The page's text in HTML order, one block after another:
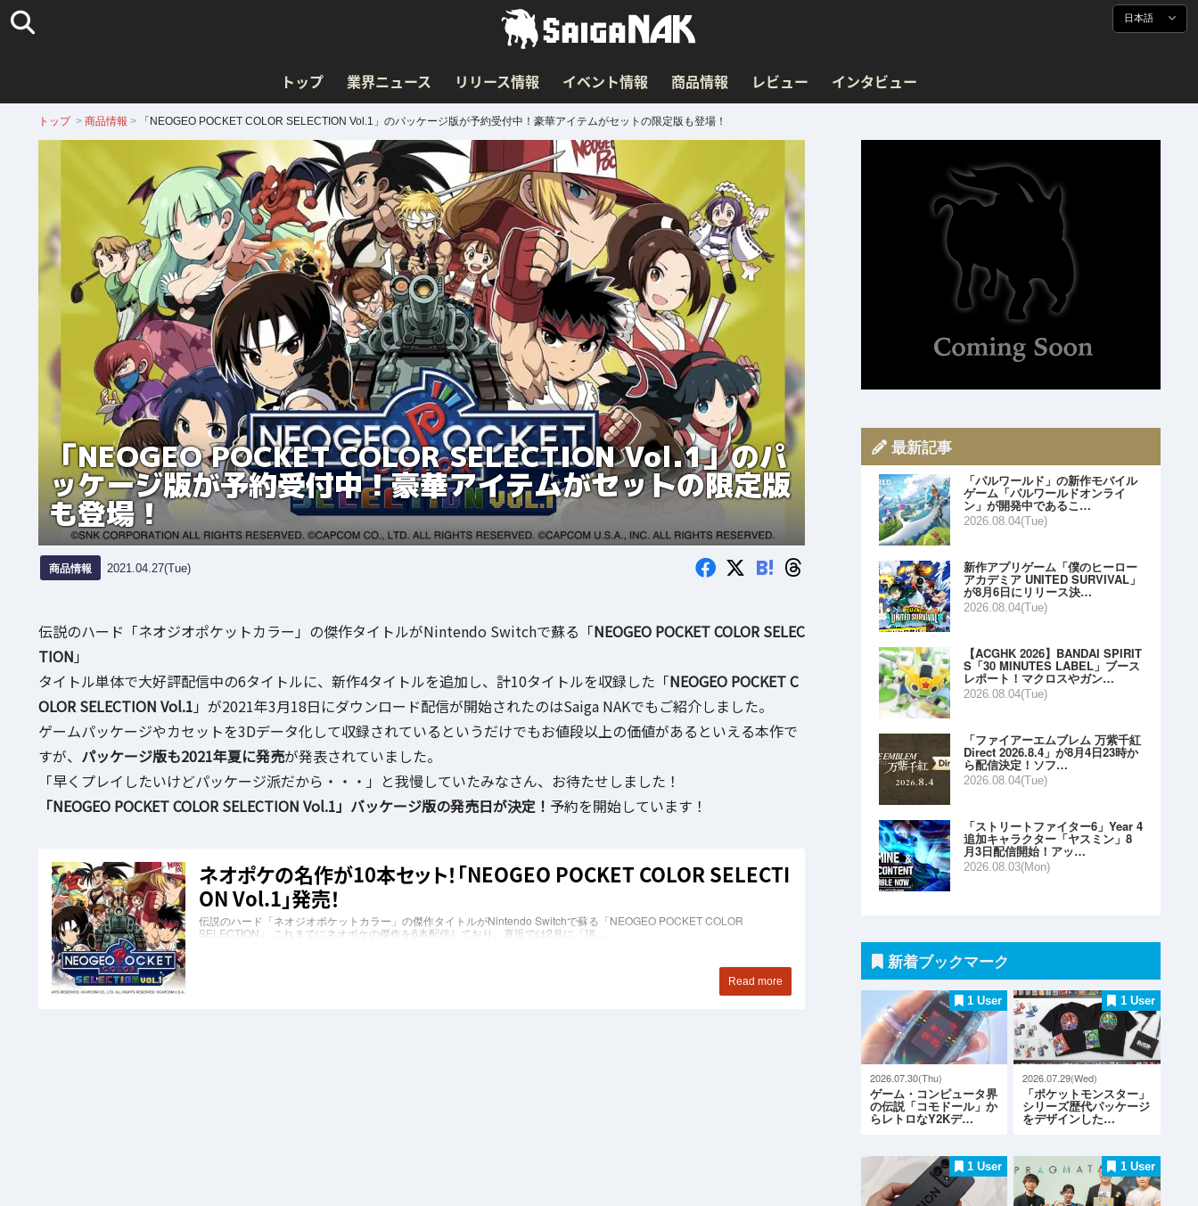
日本語
トップ 業界ニュース リリース情報 イベント情報 商品情報 レビュー インタビュー
トップ > 商品情報 > 「NEOGEO POCKET COLOR SELECTION Vol.1」のパッケージ版が予約受付中！豪華アイテムがセットの限定版も登場！
「NEOGEO POCKET COLOR SELECTION Vol.1」のパ
ッケージ版が予約受付中！豪華アイテムがセットの限定版
も登場！
商品情報 2021.04.27(Tue) B!
伝説のハード「ネオジオポケットカラー」の傑作タイトルがNintendo Switchで蘇る「NEOGEO POCKET COLOR SELEC
TION 」
タイトル単体で大好評配信中の6タイトルに、新作4タイトルを追加し、計10タイトルを収録した「NEOGEO POCKET C
OLOR SELECTION Vol.1 」が2021年3月18日にダウンロード配信が開始されたのはSaiga NAKでもご紹介しました。
ゲームパッケージやカセットを3Dデータ化して収録されているというだけでもお値段以上の価値があるといえる本作で
すが、 パッケージ版も2021年夏に発売が発表されていました。
「早くプレイしたいけどパッケージ派だから・・・」と我慢していたみなさん、お待たせしました！
「NEOGEO POCKET COLOR SELECTION Vol.1」バッケージ版の発売日が決定！ 予約を開始しています！
最新記事
「パルワールド」の新作モバイル
ゲーム「パルワールドオンライ
ン」が開発中であるこ…
2026.08.04(Tue)
新作アプリゲーム「僕のヒーロー
アカデミア UNITED SURVIVAL」
が8月6日にリリース決…
2026.08.04(Tue)
【ACGHK 2026】BANDAI SPIRIT
S「30 MINUTES LABEL」ブース
レポート！マクロスやガン…
2026.08.04(Tue)
「ファイアーエムブレム 万紫千紅
Direct 2026.8.4」が8月4日23時か
ら配信決定！ソフ…
2026.08.04(Tue)
「ストリートファイター6」Year 4
追加キャラクター「ヤスミン」8
月3日配信開始！アッ…
2026.08.03(Mon)
新着ブックマーク
1 User
2026.07.30(Thu)
ゲーム・コンピュータ界
の伝説「コモドール」か
らレトロなY2Kデ…
1 User
2026.07.29(Wed)
「ポケットモンスター」
シリーズ歴代パッケージ
をデザインした…
1 User 1 User